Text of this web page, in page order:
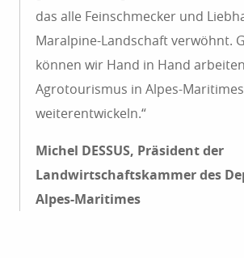
das alle Feinschmecker und
Maralpine-Landschaft verwöhnt.
können wir Hand in Hand
Agrotourismus in Alpes-Maritimes
weiterentwickeln.“
Michel DESSUS, Präsident der
Landwirtschaftskammer des
Alpes-Maritimes